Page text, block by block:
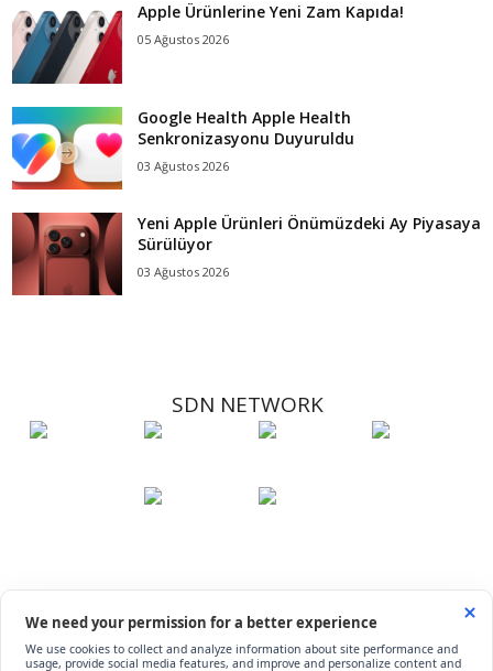
Apple Ürünlerine Yeni Zam Kapıda!
05 Ağustos 2026
Google Health Apple Health
Senkronizasyonu Duyuruldu
03 Ağustos 2026
Yeni Apple Ürünleri Önümüzdeki Ay Piyasaya
Sürülüyor
03 Ağustos 2026
SDN NETWORK